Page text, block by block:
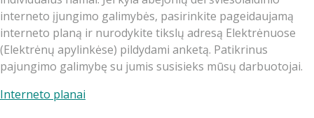
interneto įjungimo galimybės, pasirinkite pageidaujamą
interneto planą ir nurodykite tikslų adresą Elektrėnuose
(Elektrėnų apylinkėse) pildydami anketą. Patikrinus
pajungimo galimybę su jumis susisieks mūsų darbuotojai.
Interneto planai